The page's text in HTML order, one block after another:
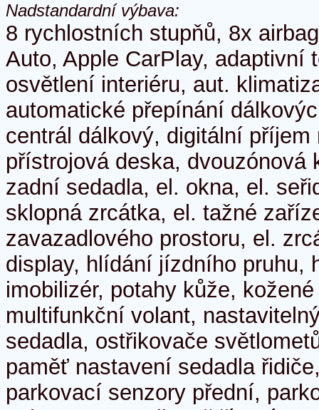
Nadstandardní výbava:
8 rychlostních stupňů, 8x
Auto, Apple CarPlay, adaptivní
osvětlení interiéru, aut.
automatické přepínání
centrál dálkový, digitální
přístrojová deska, dvouzónová
zadní sedadla, el. okna, el.
sklopná zrcátka, el. tažné
zavazadlového prostoru, el.
display, hlídání jízdního pruhu,
imobilizér, potahy kůže,
multifunkční volant,
sedadla, ostřikovače
paměť nastavení sedadla
parkovací senzory přední,